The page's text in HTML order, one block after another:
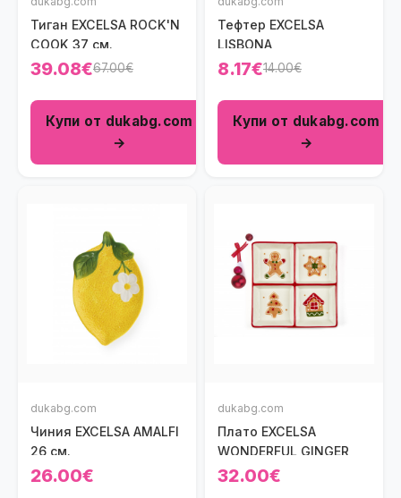
Тиган EXCELSA ROCK'N
COOK 37 см.
39.08€67.00€
Купи от dukabg.com
→
Тефтер EXCELSA
LISBONA
8.17€14.00€
Купи от dukabg.com
→
dukabg.com
Чиния EXCELSA AMALFI
26 см.
26.00€
dukabg.com
Плато EXCELSA
WONDERFUL GINGER
32.00€